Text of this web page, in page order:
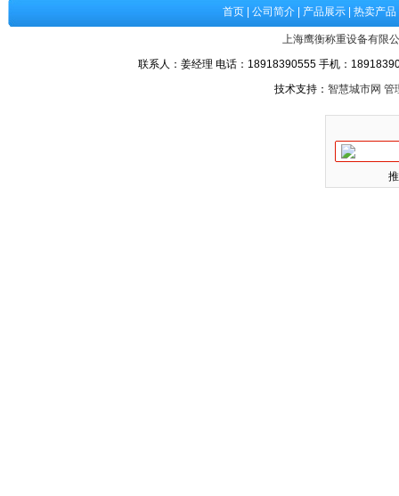
首页 公司简介 产品展示 热卖产品
上海鹰衡称重设备有限
联系人：姜经理 电话：18918390555 手机：
技术支持： 智慧城市网 管